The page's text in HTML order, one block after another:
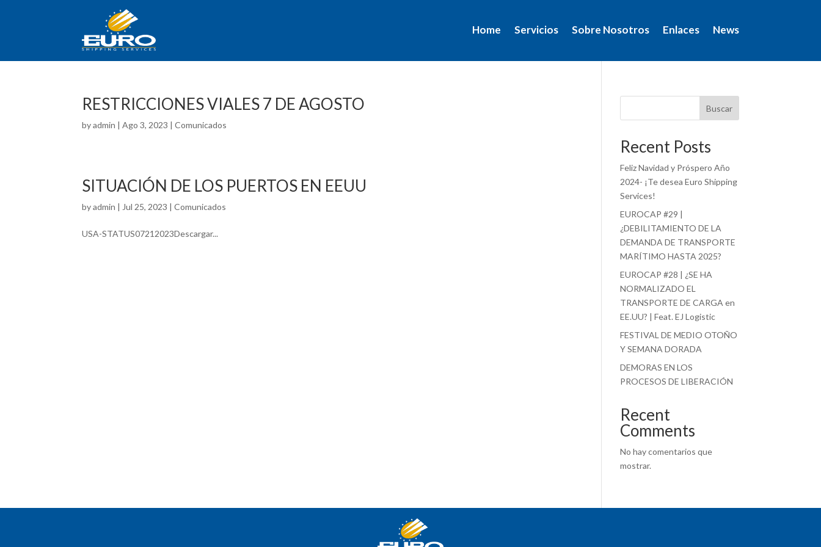
Home Servicios Sobre Nosotros Enlaces News
RESTRICCIONES VIALES 7 DE AGOSTO
byadmin |Ago 3, 2023 |Comunicados
SITUACIÓN DE LOS PUERTOS EN EEUU
byadmin | Jul 25, 2023 |Comunicados
USA-STATUS07212023Descargar...
Buscar
Recent Posts
Feliz Navidad y Próspero Año
2024- ¡Te desea Euro Shipping
Services!
EUROCAP #29 |
¿DEBILITAMIENTO DE LA
DEMANDA DE TRANSPORTE
MARÍTIMO HASTA 2025?
EUROCAP #28 | ¿SE HA
NORMALIZADO EL
TRANSPORTE DE CARGA en
EE.UU? | Feat. EJ Logistic
FESTIVAL DE MEDIO OTOÑO
Y SEMANA DORADA
DEMORAS EN LOS
PROCESOS DE LIBERACIÓN
Recent
Comments
No hay comentarios que
mostrar.